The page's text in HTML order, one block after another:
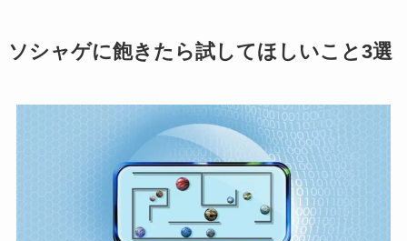
ソシャゲに飽きたら試してほしいこと3選